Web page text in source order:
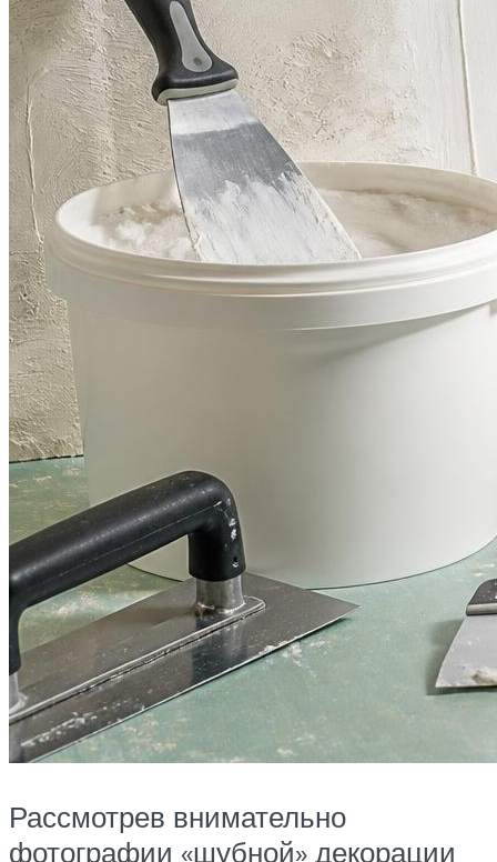
Рассмотрев внимательно
фотографии «шубной» декорации